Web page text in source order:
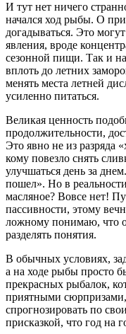
И тут нет ничего
начался ход рыбы. О
догадываться. Это
явления, вроде
сезонной пищи. Так и
вплоть до летних
менять места летней
усиленно питаться.
Великая ценность
продолжительности,
Это явно не из разряда
кому повезло снять
улучшаться день за
пошел». Но в
масляное? Вовсе нет!
пассивности, этому
ложному понимаю, что
разделять понятия.
В обычных условиях,
а на ходе рыбы просто
прекрасных рыбалок,
приятными
спрогнозировать по
присказкой, что год на